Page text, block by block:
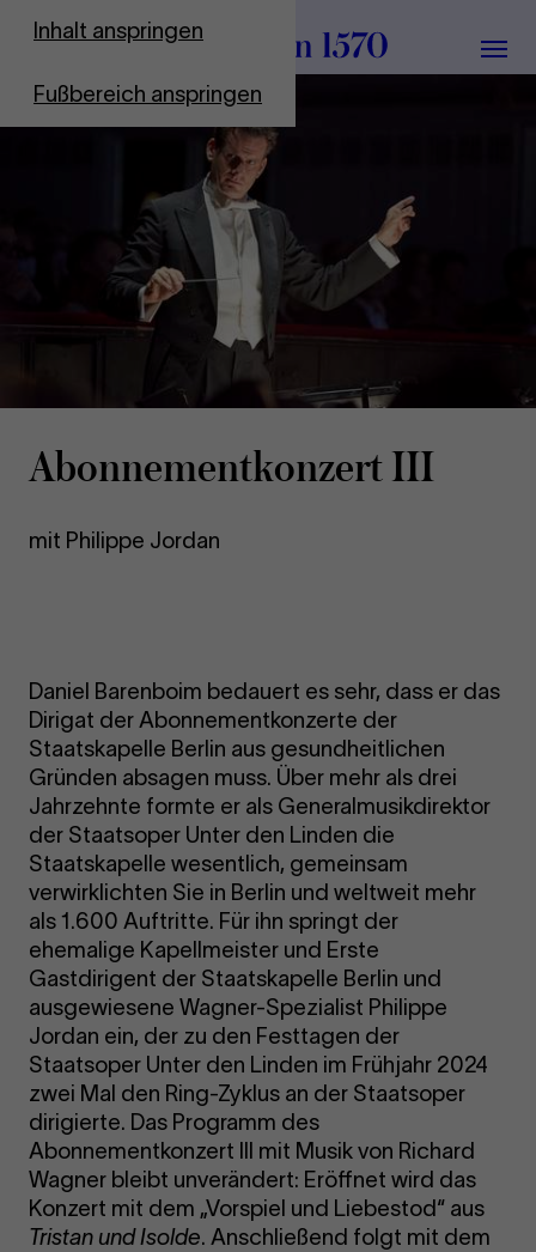
Inhalt anspringen
Fußbereich anspringen
Zur Startseite
Menü
Abon­ne­ment­kon­zert III
mit Philippe Jordan
Daniel Barenboim bedauert es sehr, dass er das
Dirigat der Abonnementkonzerte der
Staatskapelle Berlin aus gesundheitlichen
Gründen absagen muss. Über mehr als drei
Jahrzehnte formte er als Generalmusikdirektor
der Staatsoper Unter den Linden die
Staatskapelle wesentlich, gemeinsam
verwirklichten Sie in Berlin und weltweit mehr
als 1.600 Auftritte. Für ihn springt der
ehemalige Kapellmeister und Erste
Gastdirigent der Staatskapelle Berlin und
ausgewiesene Wagner-Spezialist Philippe
Jordan ein, der zu den Festtagen der
Staatsoper Unter den Linden im Frühjahr 2024
zwei Mal den Ring-Zyklus an der Staatsoper
dirigierte. Das Programm des
Abonnementkonzert III mit Musik von Richard
Wagner bleibt unverändert: Eröffnet wird das
Konzert mit dem „Vorspiel und Liebestod“ aus
Tristan und Isolde. Anschließend folgt mit dem